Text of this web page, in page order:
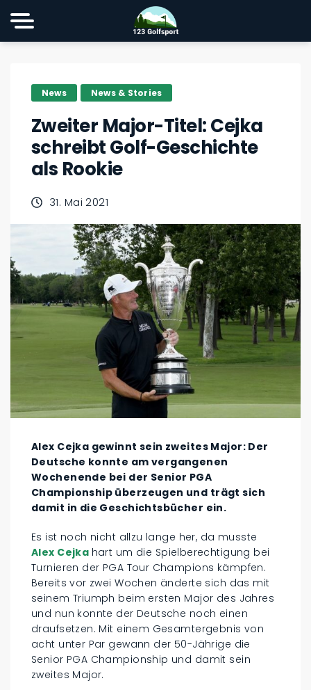
News News & Stories
Zweiter Major-Titel: Cejka
schreibt Golf-Geschichte
als Rookie
31. Mai 2021
Alex Cejka gewinnt sein zweites Major: Der
Deutsche konnte am vergangenen
Wochenende bei der Senior PGA
Championship überzeugen und trägt sich
damit in die Geschichtsbücher ein.
Es ist noch nicht allzu lange her, da musste
Alex Cejka hart um die Spielberechtigung bei
Turnieren der PGA Tour Champions kämpfen.
Bereits vor zwei Wochen änderte sich das mit
seinem Triumph beim ersten Major des Jahres
und nun konnte der Deutsche noch einen
draufsetzen. Mit einem Gesamtergebnis von
acht unter Par gewann der 50-Jährige die
Senior PGA Championship und damit sein
zweites Major.